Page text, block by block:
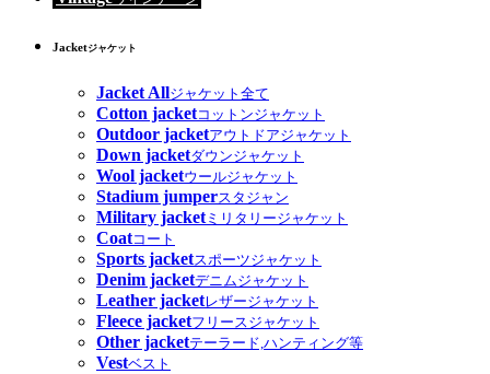
Jacketジャケット
Jacket Allジャケット全て
Cotton jacketコットンジャケット
Outdoor jacketアウトドアジャケット
Down jacketダウンジャケット
Wool jacketウールジャケット
Stadium jumperスタジャン
Military jacketミリタリージャケット
Coatコート
Sports jacketスポーツジャケット
Denim jacketデニムジャケット
Leather jacketレザージャケット
Fleece jacketフリースジャケット
Other jacketテーラード,ハンティング等
Vestベスト